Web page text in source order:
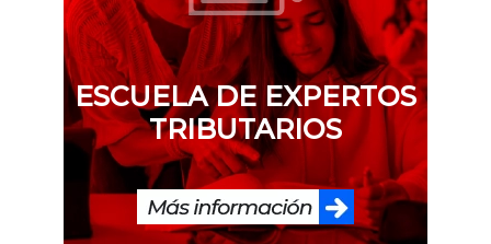
ESCUELA DE EXPERTOS
TRIBUTARIOS